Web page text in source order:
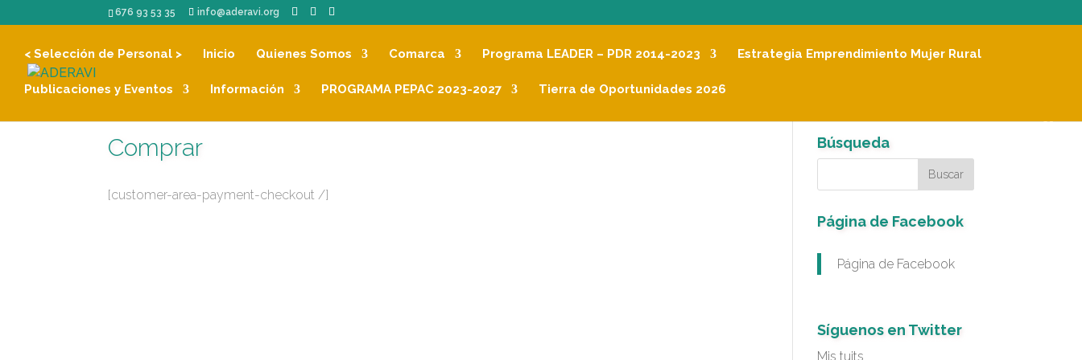
676 93 53 35 info@aderavi.org
< Selección de Personal > Inicio Quienes Somos Comarca Programa LEADER – PDR 2014-2023 Estrategia Emprendimiento Mujer Rural
Publicaciones y Eventos Información PROGRAMA PEPAC 2023-2027 Tierra de Oportunidades 2026
Comprar
[customer-area-payment-checkout /]
Búsqueda
Página de Facebook
Página de Facebook
Síguenos en Twitter
Mis tuits